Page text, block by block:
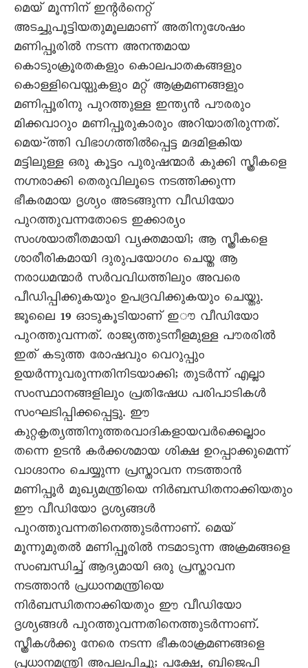
മെയ് മൂന്നിന് ഇന്റർനെറ്റ്
അടച്ചുപൂട്ടിയതുമൂലമാണ് അതിനുശേഷം
മണിപ്പൂരിൽ നടന്ന അനന്തമായ
കൊടുംക്രൂരതകളും കൊലപാതകങ്ങളും
കൊള്ളിവെയ്പുകളും മറ്റ് ആക്രമണങ്ങളും
മണിപ്പൂരിനു പുറത്തുള്ള ഇന്ത്യൻ പൗരരും
മിക്കവാറും മണിപ്പൂരുകാരും അറിയാതിരുന്നത്.
മെയ-്ത്തി വിഭാഗത്തിൽപ്പെട്ട മദമിളകിയ
മട്ടിലുള്ള ഒരു കൂട്ടം പുരുഷന്മാർ കുക്കി സ്ത്രീകളെ
നഗ്നരാക്കി തെരുവിലൂടെ നടത്തിക്കുന്ന
ഭീകരമായ ദൃശ്യം അടങ്ങുന്ന വീഡിയോ
പുറത്തുവന്നതോടെ ഇക്കാര്യം
സംശയാതീതമായി വ്യക്തമായി; ആ സ്ത്രീകളെ
ശാരീരികമായി ദുരുപയോഗം ചെയ്ത ആ
നരാധമന്മാർ സർവവിധത്തിലും അവരെ
പീഡിപ്പിക്കുകയും ഉപദ്രവിക്കുകയും ചെയ്തു.
ജൂലെെ 19 ഓടുകൂടിയാണ് ഇൗ വീഡിയോ
പുറത്തുവന്നത്. രാജ്യത്തുടനീളമുള്ള പൗരരിൽ
ഇത് കടുത്ത രോഷവും വെറുപ്പും
ഉയർന്നുവരുന്നതിനിടയാക്കി; തുടർന്ന് എല്ലാ
സംസ്ഥാനങ്ങളിലും പ്രതിഷേധ പരിപാടികൾ
സംഘടിപ്പിക്കപ്പെട്ടു. ഈ
കുറ്റകൃത്യത്തിനുത്തരവാദികളായവർക്കെല്ലാം
തന്നെ ഉടൻ കർക്കശമായ ശിക്ഷ ഉറപ്പാക്കുമെന്ന്
വാഗ്ദാനം ചെയ്യുന്ന പ്രസ്താവന നടത്താൻ
മണിപ്പൂർ മുഖ്യമന്ത്രിയെ നിർബന്ധിതനാക്കിയതും
ഈ വീഡിയോ ദൃശ്യങ്ങൾ
പുറത്തുവന്നതിനെത്തുടർന്നാണ്. മെയ്
മൂന്നുമുതൽ മണിപ്പൂരിൽ നടമാടുന്ന അക്രമങ്ങളെ
സംബന്ധിച്ച് ആദ്യമായി ഒരു പ്രസ്താവന
നടത്താൻ പ്രധാനമന്ത്രിയെ
നിർബന്ധിതനാക്കിയതും ഈ വീഡിയോ
ദൃശ്യങ്ങൾ പുറത്തുവന്നതിനെത്തുടർന്നാണ്.
സ്ത്രീകൾക്കു നേരെ നടന്ന ഭീകരാക്രമണങ്ങളെ